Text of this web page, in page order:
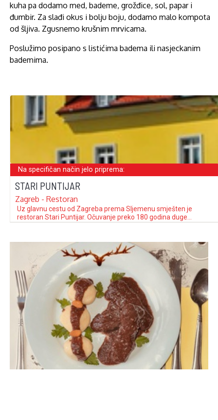
kuha pa dodamo med, bademe, grožđice, sol, papar i
đumbir. Za slađi okus i bolju boju, dodamo malo kompota
od šljiva. Zgusnemo krušnim mrvicama.
Poslužimo posipano s listićima badema ili nasjeckanim
bademima.
Na specifičan način jelo priprema:
STARI PUNTIJAR
Zagreb - Restoran
Uz glavnu cestu od Zagreba prema Sljemenu smješten je
restoran Stari Puntijar. Očuvanje preko 180 godina duge
restorana ukrašenoj starim slikama, starim oružjem, lovačkim
trofejima i starim stropnim i zidnim svijećnjacima može …